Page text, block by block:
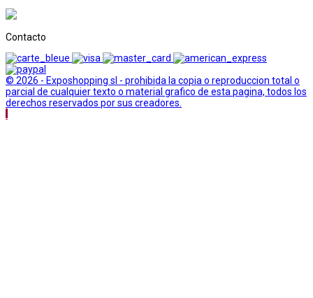
Contacto
© 2026 - Exposhopping sl - prohibida la copia o reproduccion total o
parcial de cualquier texto o material grafico de esta pagina, todos los
derechos reservados por sus creadores.